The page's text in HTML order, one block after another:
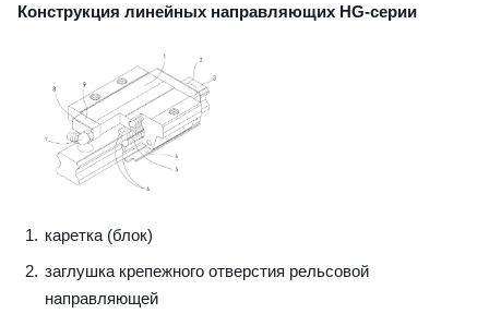
Конструкция линейных направляющих HG-серии
каретка (блок)
заглушка крепежного отверстия рельсовой
направляющей